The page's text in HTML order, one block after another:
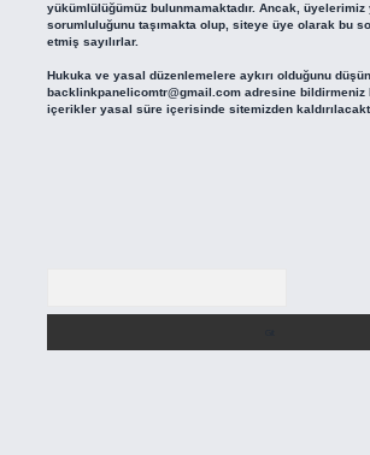
yükümlülüğümüz bulunmamaktadır. Ancak, üyelerimiz
sorumluluğunu taşımakta olup, siteye üye olarak bu
etmiş sayılırlar.
Hukuka ve yasal düzenlemelere aykırı olduğunu
backlinkpanelicomtr@gmail.comadresine bildirmeniz
içerikler yasal süre içerisinde sitemizden